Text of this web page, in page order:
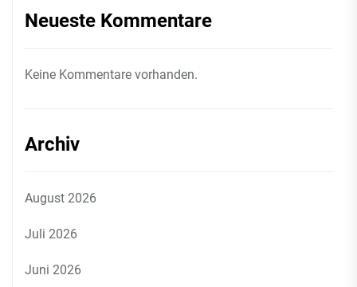
Neueste Kommentare
Keine Kommentare vorhanden.
Archiv
August 2026
Juli 2026
Juni 2026